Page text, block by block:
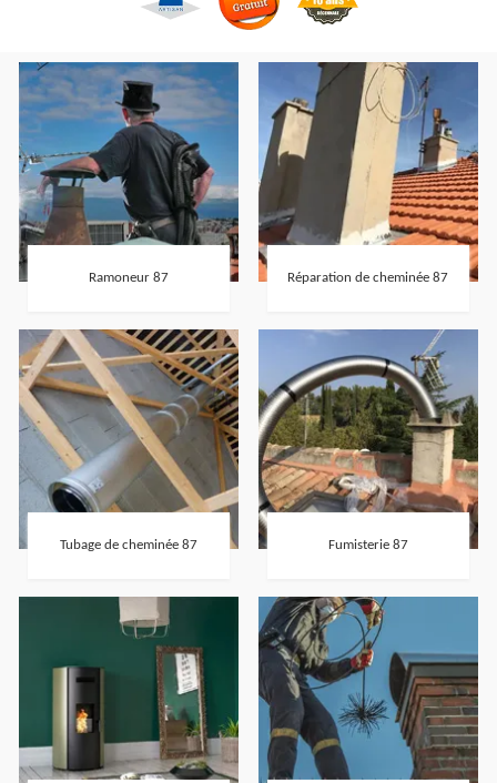
Ramoneur 87 Réparation de cheminée 87
Tubage de cheminée 87 Fumisterie 87